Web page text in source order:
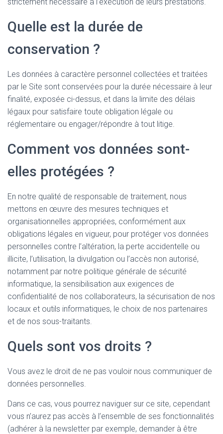
Quelle est la durée de
conservation ?
Les données à caractère personnel collectées et traitées
par le Site sont conservées pour la durée nécessaire à leur
finalité, exposée ci-dessus, et dans la limite des délais
légaux pour satisfaire toute obligation légale ou
réglementaire ou engager/répondre à tout litige.
Comment vos données sont-
elles protégées ?
En notre qualité de responsable de traitement, nous
mettons en œuvre des mesures techniques et
organisationnelles appropriées, conformément aux
obligations légales en vigueur, pour protéger vos données
personnelles contre l’altération, la perte accidentelle ou
illicite, l’utilisation, la divulgation ou l’accès non autorisé,
notamment par notre politique générale de sécurité
informatique, la sensibilisation aux exigences de
confidentialité de nos collaborateurs, la sécurisation de nos
locaux et outils informatiques, le choix de nos partenaires
et de nos sous-traitants.
Quels sont vos droits ?
Vous avez le droit de ne pas vouloir nous communiquer de
données personnelles.
Dans ce cas, vous pourrez naviguer sur ce site, cependant
vous n’aurez pas accès à l’ensemble de ses fonctionnalités
(adhérer à la newsletter par exemple, demander à être